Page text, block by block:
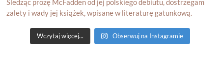
Wczytaj więcej... Obserwuj na Instagramie